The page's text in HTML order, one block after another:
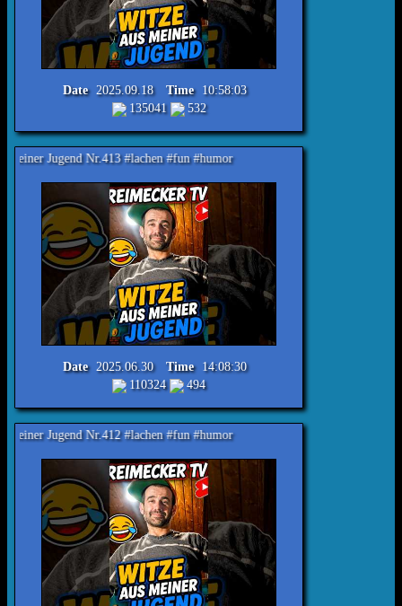
Date 2025.09.18 Time 10:58:03
135041
532
Nr.413 #lachen #fun #humor
Date 2025.06.30 Time 14:08:30
110324
494
Nr.412 #lachen #fun #humor